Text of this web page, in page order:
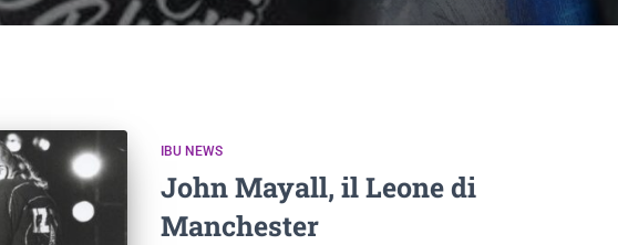
IBU NEWS
John Mayall, il Leone di
Manchester